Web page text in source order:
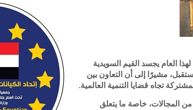
العام يجسد القيم السويدية
مشيرًا إلى أن التعاون بين
تجاه قضايا التنمية العالمية.
المجالات، خاصة ما يتعلق